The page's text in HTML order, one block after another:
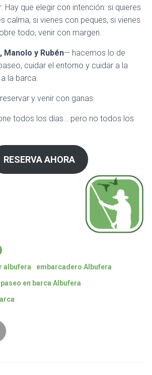
Hay que elegir con intención: si quieres
calma, si vienes con peques, si vienes
todo, venir con margen.
Manolo y Rubén— hacemos lo de
cuidar el entorno y cuidar a la
la barca.
y venir con ganas.
todos los días… pero no todos los
RESERVA AHORA
albufera
embarcadero Albufera
paseo en barca Albufera